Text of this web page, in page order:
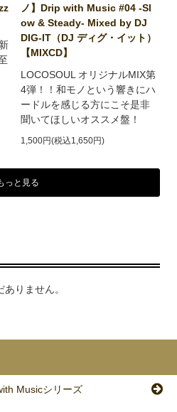
ノ】Drip with Music #04 -Sl
ow & Steady- Mixed by DJ
DIG-IT（DJ ディグ・イット）
【MIXCD】
LOCOSOUL オリジナルMIX第
4弾！！和モノという響きにハ
ードルを感じる方にこそ是非
聞いてほしいオススメ盤！
1,500円(税込1,650円)
っと見る
りません。
Musicシリーズ